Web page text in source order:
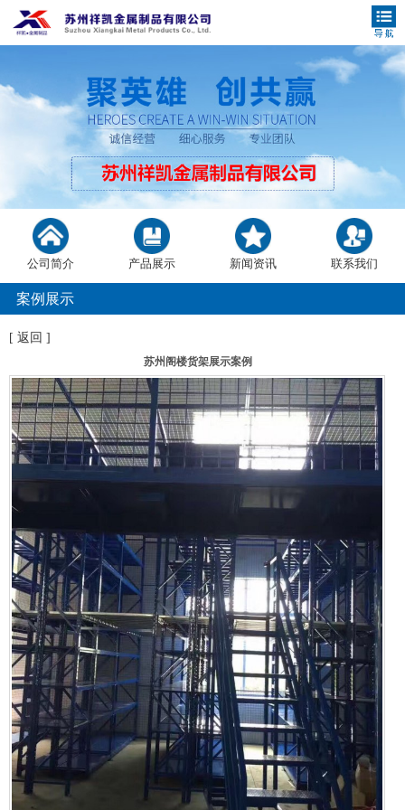
公司简介 产品展示 新闻资讯 联系我们
案例展示
[ 返回 ]
苏州阁楼货架展示案例